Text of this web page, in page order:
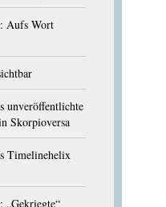
Aufs Wort
unveröffentlichte
Skorpioversa
Timelinehelix